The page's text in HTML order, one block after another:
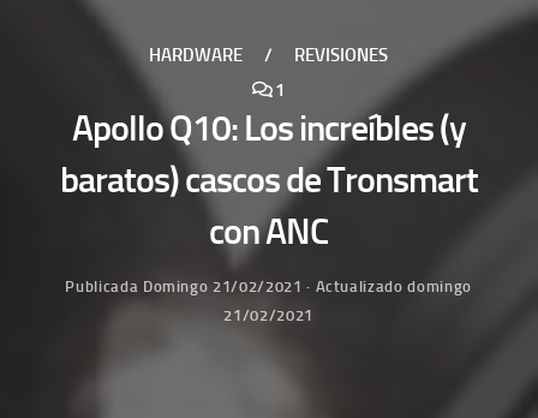
HARDWARE /
REVISIONES
1
Apollo Q10: Los increíbles (y
baratos) cascos de Tronsmart
con ANC
Publicada Domingo 21/02/2021 · Actualizadodomingo
21/02/2021